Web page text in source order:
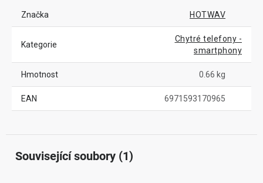
Značka HOTWAV
Kategorie
Chytré telefony -
smartphony
Hmotnost 0.66 kg
EAN 6971593170965
Související soubory (1)